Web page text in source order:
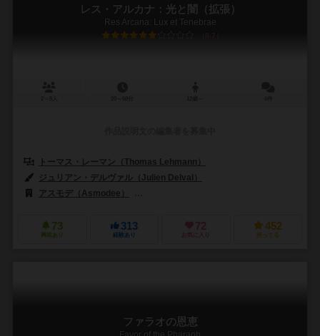
レス・アルカナ：光と闇（拡張）
Res Arcana: Lux et Tenebrae
6.7
トーマス・レーマン（Thomas Lehmann）
ジュリアン・デルヴァル（Julien Delval）
アスモデ（Asmodee）
73
興味あり
313
経験あり
72
お気に入り
452
持ってる
ファラオの恩恵